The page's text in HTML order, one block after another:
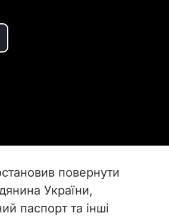
повернути
України,
паспорт та інші